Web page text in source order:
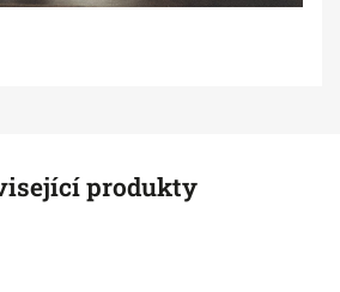
produkty